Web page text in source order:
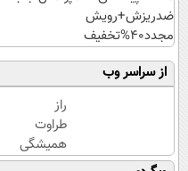
ضدریزش+رویش
مجدد40%تخفیف
از سراسر وب
راز
طراوت
همیشگی
پوست،